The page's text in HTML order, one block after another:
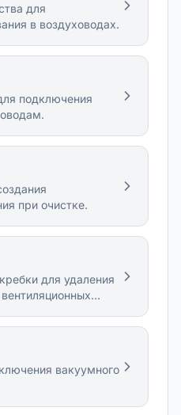
для
в воздуховодах.
подключения
при очистке.
для удаления
вакуумного